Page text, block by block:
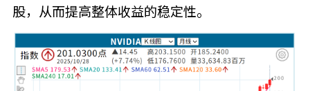
股，从而提高整体收益的稳定性。